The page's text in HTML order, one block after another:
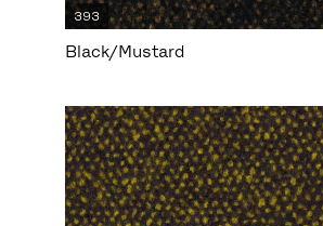
393
Black/Mustard